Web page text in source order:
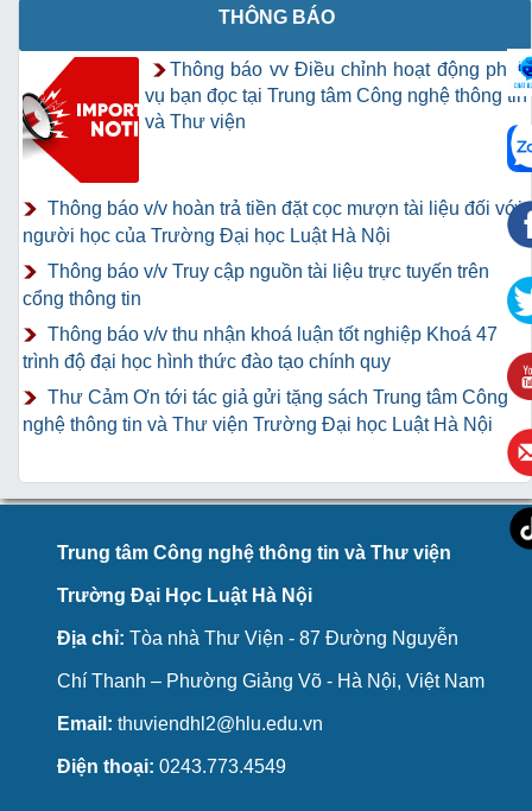
THÔNG BÁO
Thông báo vv Điều chỉnh hoạt động phục
vụ bạn đọc tại Trung tâm Công nghệ thông tin
và Thư viện
Thông báo v/v hoàn trả tiền đặt cọc mượn tài liệu đối với
người học của Trường Đại học Luật Hà Nội
Thông báo v/v Truy cập nguồn tài liệu trực tuyến trên
cổng thông tin
Thông báo v/v thu nhận khoá luận tốt nghiệp Khoá 47
trình độ đại học hình thức đào tạo chính quy
Thư Cảm Ơn tới tác giả gửi tặng sách Trung tâm Công
nghệ thông tin và Thư viện Trường Đại học Luật Hà Nội
Trung tâm Công nghệ thông tin và Thư viện
Trường Đại Học Luật Hà Nội
Địa chỉ: Tòa nhà Thư Viện - 87 Đường Nguyễn
Chí Thanh – Phường Giảng Võ - Hà Nội, Việt Nam
Email: thuviendhl2@hlu.edu.vn
Điện thoại: 0243.773.4549